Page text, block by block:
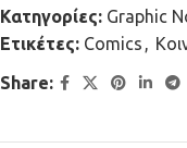
Κατηγορίες: Graphic
Ετικέτες: Comics ,
Share: